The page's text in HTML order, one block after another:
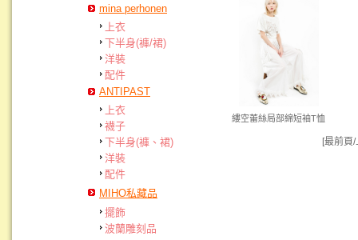
mina perhonen
上衣
下半身(褲/裙)
洋裝
配件
ANTIPAST
上衣
襪子
下半身(褲、裙)
洋裝
配件
MIHO私藏品
擺飾
波蘭雕刻品
縷空蕾絲局部綿短袖T恤
[最前頁